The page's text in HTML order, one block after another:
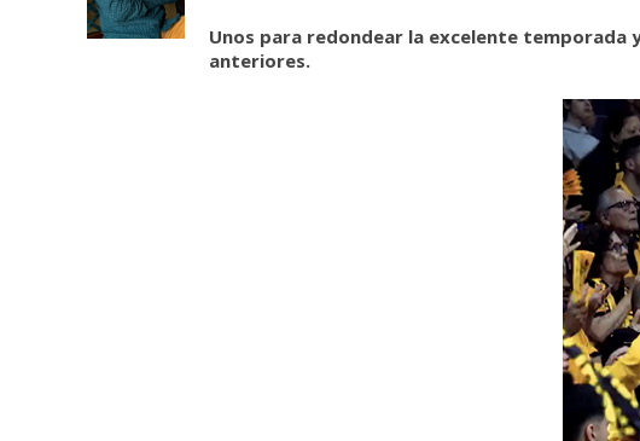
Unos para redondear la excelente
anteriores.